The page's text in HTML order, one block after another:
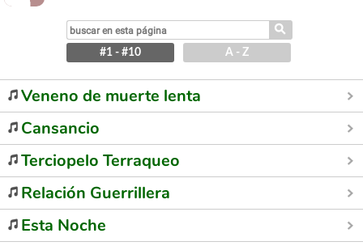
⚲
#1 - #10 A - Z
Veneno de muerte lenta
Cansancio
Terciopelo Terraqueo
Relación Guerrillera
Esta Noche